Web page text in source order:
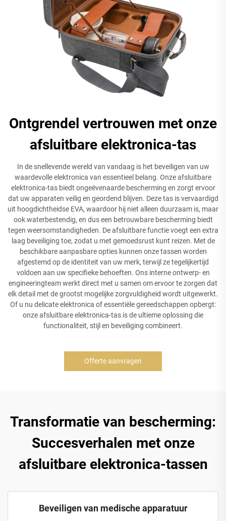
Ontgrendel vertrouwen met onze
afsluitbare elektronica-tas
In de snellevende wereld van vandaag is het beveiligen van uw
waardevolle elektronica van essentieel belang. Onze afsluitbare
elektronica-tas biedt ongeëvenaarde bescherming en zorgt ervoor
dat uw apparaten veilig en geordend blijven. Deze tas is vervaardigd
uit hoogdichtheidse EVA, waardoor hij niet alleen duurzaam is, maar
ook waterbestendig, en dus een betrouwbare bescherming biedt
tegen weersomstandigheden. De afsluitbare functie voegt een extra
laag beveiliging toe, zodat u met gemoedsrust kunt reizen. Met de
beschikbare aanpasbare opties kunnen onze tassen worden
afgestemd op de identiteit van uw merk, terwijl ze tegelijkertijd
voldoen aan uw specifieke behoeften. Ons interne ontwerp- en
engineeringteam werkt direct met u samen om ervoor te zorgen dat
elk detail met de grootst mogelijke zorgvuldigheid wordt uitgewerkt.
Of u nu delicate elektronica of essentiële gereedschappen opbergt:
onze afsluitbare elektronica-tas is de ultieme oplossing die
functionaliteit, stijl en beveiliging combineert.
Offerte aanvragen
Transformatie van bescherming:
Succesverhalen met onze
afsluitbare elektronica-tassen
Beveiligen van medische apparatuur